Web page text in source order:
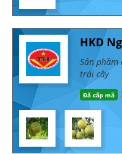
HKD
Sản
trái cây
Đã cấp mã